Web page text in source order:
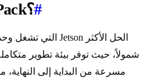
ما هو NVIDIA JetPack؟#
شمولاً، حيث توفر بيئة تطوير
مسرعة من البداية إلى